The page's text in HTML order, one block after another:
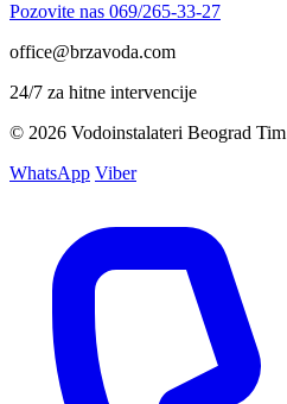
Pozovite nas 069/265-33-27
office@brzavoda.com
24/7 za hitne intervencije
© 2026 Vodoinstalateri Beograd Tim
WhatsApp Viber